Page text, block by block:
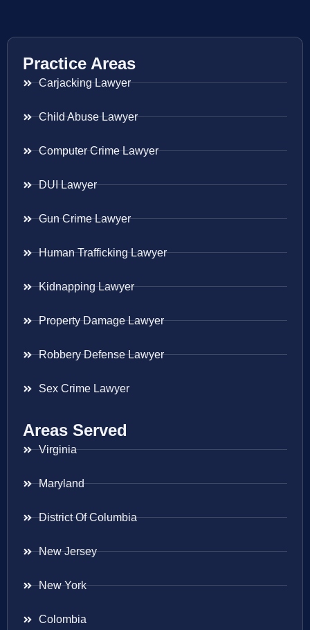
Practice Areas
Carjacking Lawyer
Child Abuse Lawyer
Computer Crime Lawyer
DUI Lawyer
Gun Crime Lawyer
Human Trafficking Lawyer
Kidnapping Lawyer
Property Damage Lawyer
Robbery Defense Lawyer
Sex Crime Lawyer
Areas Served
Virginia
Maryland
District Of Columbia
New Jersey
New York
Colombia